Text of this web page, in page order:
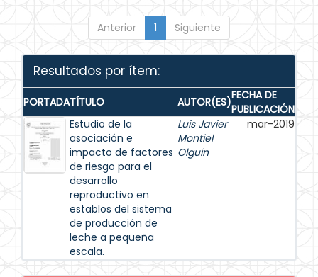
Anterior 1 Siguiente
Resultados por ítem:
PORTADATÍTULO AUTOR(ES)FECHA DE
PUBLICACIÓN
Estudio de la
asociación e
impacto de factores
de riesgo para el
desarrollo
reproductivo en
establos del sistema
de producción de
leche a pequeña
escala.
Luis Javier
Montiel
Olguín
mar-2019